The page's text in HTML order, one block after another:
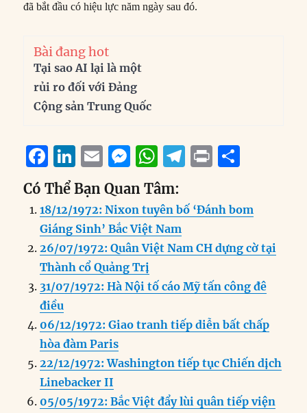
đã bắt đầu có hiệu lực năm ngày sau đó.
Bài đang hot
Tại sao AI lại là một
rủi ro đối với Đảng
Cộng sản Trung Quốc
F
a
c
e
b
o
o
k
Li
n
k
e
d
I
n
E
m
ai
l
M
e
ss
e
n
g
er
W
h
at
s
A
p
T
e
g
r
m
P
n
t
a
re
Có Thể Bạn Quan Tâm:
18/12/1972: Nixon tuyên bố ‘Đánh bom
Giáng Sinh’ Bắc Việt Nam
26/07/1972: Quân Việt Nam CH dựng cờ tại
Thành cổ Quảng Trị
31/07/1972: Hà Nội tố cáo Mỹ tấn công đê
điều
06/12/1972: Giao tranh tiếp diễn bất chấp
hòa đàm Paris
22/12/1972: Washington tiếp tục Chiến dịch
Linebacker II
05/05/1972: Bắc Việt đẩy lùi quân tiếp viện